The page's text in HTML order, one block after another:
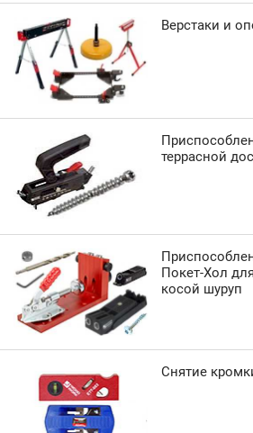
Верстаки и
террасной
Покет-Хол
косой шуруп
Снятие